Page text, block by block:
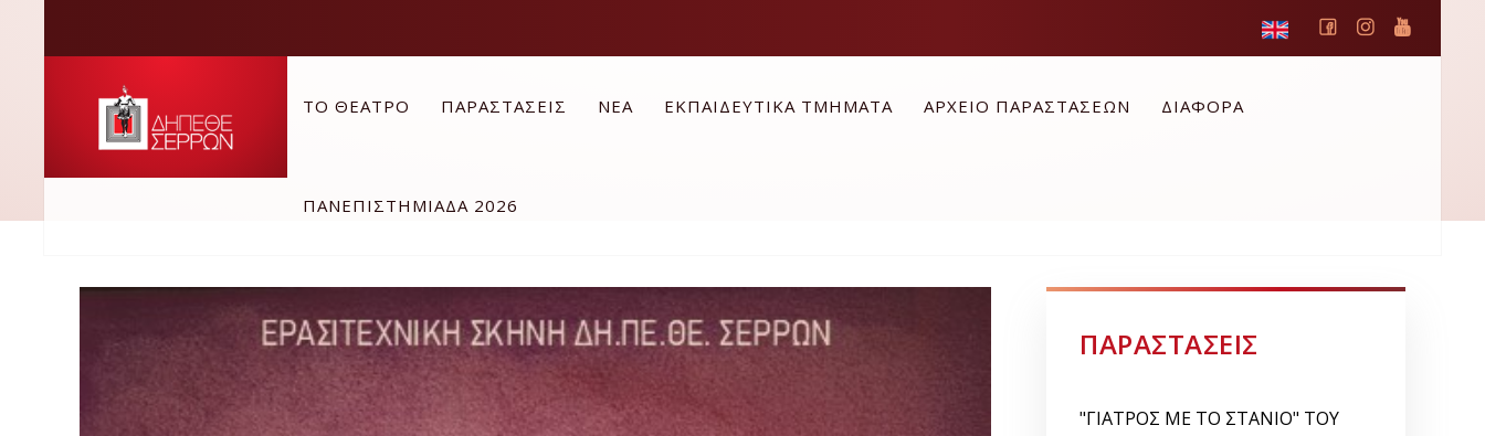
ΤΟ ΘΕΑΤΡΟ ΠΑΡΑΣΤΑΣΕΙΣ ΝΕΑ ΕΚΠΑΙΔΕΥΤΙΚΑ ΤΜΗΜΑΤΑ ΑΡΧΕΙΟ ΠΑΡΑΣΤΑΣΕΩΝ ΔΙΑΦΟΡΑ
ΠΑΝΕΠΙΣΤΗΜΙΑΔΑ 2026
ΠΑΡΑΣΤΑΣΕΙΣ
"ΓΙΑΤΡΟΣ ΜΕ ΤΟ ΣΤΑΝΙΟ" ΤΟΥ